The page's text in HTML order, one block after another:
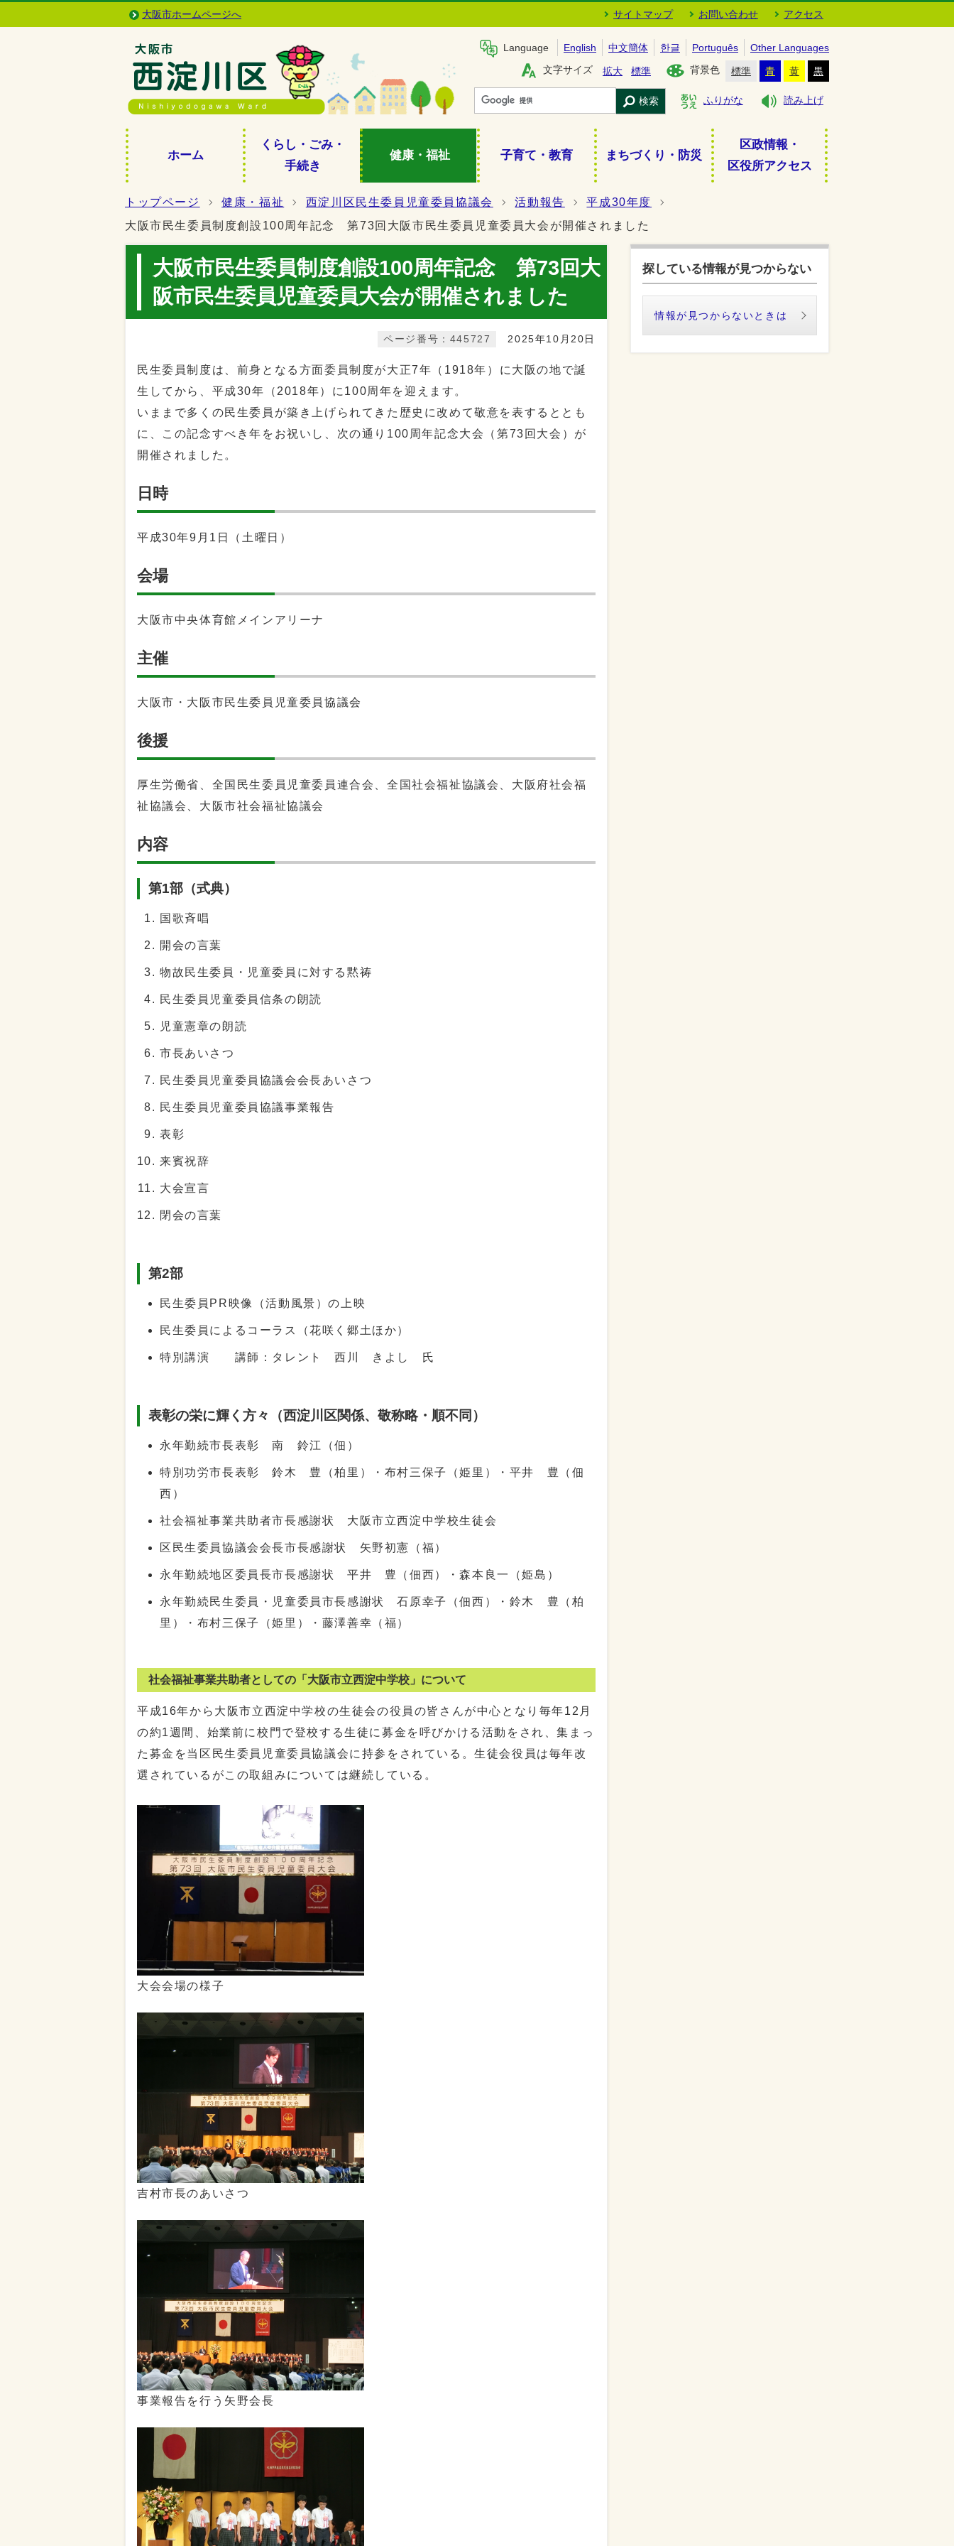
大阪市ホームページへ サイトマップ お問い合わせ アクセス
Language English 中文簡体 한글 Português
Other Languages
文字サイズ
拡大 標準 背景色 標準 青 黄 黒
検索 ふりがな 読み上げ
ホーム
くらし・ごみ・
手続き
健康・福祉 子育て・教育 まちづくり・防災
区政情報・
区役所アクセス
トップページ 健康・福祉 西淀川区民生委員児童委員協議会 活動報告
平成30年度
大阪市民生委員制度創設100周年記念 第73回大阪市民生委員児童委員大会が開催されました
大阪市民生委員制度創設100周年記念 第73回大
阪市民生委員児童委員大会が開催されました
2025年10月20日
ページ番号：445727
民生委員制度は、前身となる方面委員制度が大正7年（1918年）に大阪の地で誕
生してから、平成30年（2018年）に100周年を迎えます。
いままで多くの民生委員が築き上げられてきた歴史に改めて敬意を表するととも
に、この記念すべき年をお祝いし、次の通り100周年記念大会（第73回大会）が
開催されました。
日時
平成30年9月1日（土曜日）
会場
大阪市中央体育館メインアリーナ
主催
大阪市・大阪市民生委員児童委員協議会
後援
厚生労働省、全国民生委員児童委員連合会、全国社会福祉協議会、大阪府社会福
祉協議会、大阪市社会福祉協議会
内容
第1部（式典）
国歌斉唱
開会の言葉
物故民生委員・児童委員に対する黙祷
民生委員児童委員信条の朗読
児童憲章の朗読
市長あいさつ
民生委員児童委員協議会会長あいさつ
民生委員児童委員協議事業報告
表彰
来賓祝辞
大会宣言
閉会の言葉
第2部
民生委員PR映像（活動風景）の上映
民生委員によるコーラス（花咲く郷土ほか）
特別講演 講師：タレント 西川 きよし 氏
表彰の栄に輝く方々（西淀川区関係、敬称略・順不同）
永年勤続市長表彰 南 鈴江（佃）
特別功労市長表彰 鈴木 豊（柏里）・布村三保子（姫里）・平井 豊（佃
西）
社会福祉事業共助者市長感謝状 大阪市立西淀中学校生徒会
区民生委員協議会会長市長感謝状 矢野初憲（福）
永年勤続地区委員長市長感謝状 平井 豊（佃西）・森本良一（姫島）
永年勤続民生委員・児童委員市長感謝状 石原幸子（佃西）・鈴木 豊（柏
里）・布村三保子（姫里）・藤澤善幸（福）
社会福祉事業共助者としての「大阪市立西淀中学校」について
平成16年から大阪市立西淀中学校の生徒会の役員の皆さんが中心となり毎年12月
の約1週間、始業前に校門で登校する生徒に募金を呼びかける活動をされ、集まっ
た募金を当区民生委員児童委員協議会に持参をされている。生徒会役員は毎年改
選されているがこの取組みについては継続している。
大会会場の様子
吉村市長のあいさつ
事業報告を行う矢野会長
探している情報が見つからない
情報が見つからないときは